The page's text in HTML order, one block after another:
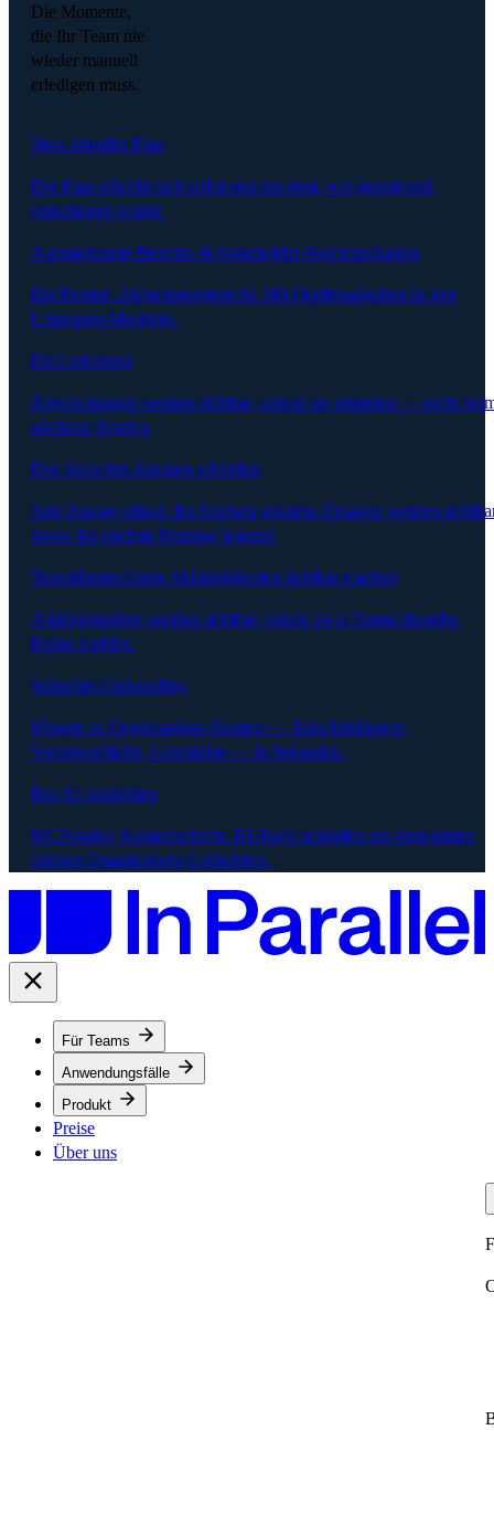
Die Momente,
die Ihr Team nie
wieder manuell
erledigen muss.
Stets aktueller Plan
Der Plan schreibt sich selbst neu aus dem, was gesagt und
entschieden wurde.
Automatisierte Berichte & Stakeholder-Kommunikation
Ein Prompt. Zielgruppengerecht. Mit Quellenangaben zu den
Ursprungs-Meetings.
Drift erkennen
Abweichungen werden sichtbar, sobald sie entstehen — nicht
nächsten Steerco.
Den Kreis bei Zusagen schließen
Jede Zusage erfasst. Ins Stocken geratene Zusagen werden
bevor das nächste Meeting beginnt.
Teamübergreifende Abhängigkeiten sichtbar machen
Abhängigkeiten werden sichtbar, sobald zwei Teams dasselbe
Risiko melden.
Schnelles Onboarding
Monate an Organisations-Kontext — Entscheidungen,
Verantwortliche, Geschichte — in Sekunden.
Ihre KI ausrichten
MCP-native Kontextschicht. KI-Tools schöpfen aus dem immer
aktiven Organisations-Gedächtnis.
Für Teams
Anwendungsfälle
Produkt
Preise
Über uns